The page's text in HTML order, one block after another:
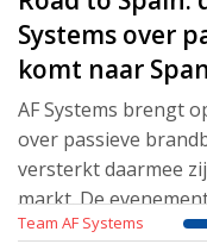
Systems over
komt naar
AF Systems brengt
over passieve
versterkt daarmee
markt. De
belangrijkste
Team AF Systems